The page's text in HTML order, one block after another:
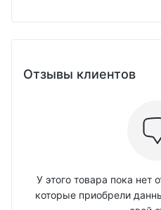
Отзывы клиентов
У этого товара пока нет
которые приобрели